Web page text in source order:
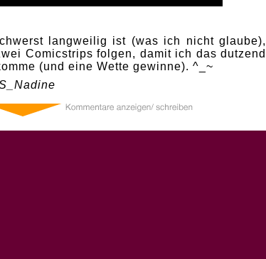
langweilig ist (was ich nicht glaube),
Comicstrips folgen, damit ich das dutzend
(und eine Wette gewinne). ^_~